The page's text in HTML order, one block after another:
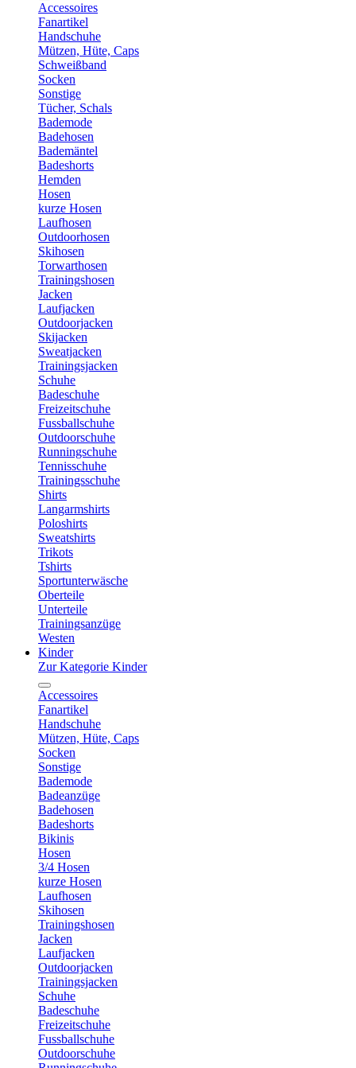
Accessoires
Fanartikel
Handschuhe
Mützen, Hüte, Caps
Schweißband
Socken
Sonstige
Tücher, Schals
Bademode
Badehosen
Bademäntel
Badeshorts
Hemden
Hosen
kurze Hosen
Laufhosen
Outdoorhosen
Skihosen
Torwarthosen
Trainingshosen
Jacken
Laufjacken
Outdoorjacken
Skijacken
Sweatjacken
Trainingsjacken
Schuhe
Badeschuhe
Freizeitschuhe
Fussballschuhe
Outdoorschuhe
Runningschuhe
Tennisschuhe
Trainingsschuhe
Shirts
Langarmshirts
Poloshirts
Sweatshirts
Trikots
Tshirts
Sportunterwäsche
Oberteile
Unterteile
Trainingsanzüge
Westen
Kinder
Zur Kategorie Kinder
Accessoires
Fanartikel
Handschuhe
Mützen, Hüte, Caps
Socken
Sonstige
Bademode
Badeanzüge
Badehosen
Badeshorts
Bikinis
Hosen
3/4 Hosen
kurze Hosen
Laufhosen
Skihosen
Trainingshosen
Jacken
Laufjacken
Outdoorjacken
Trainingsjacken
Schuhe
Badeschuhe
Freizeitschuhe
Fussballschuhe
Outdoorschuhe